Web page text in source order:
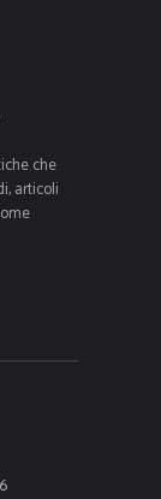
che
articoli